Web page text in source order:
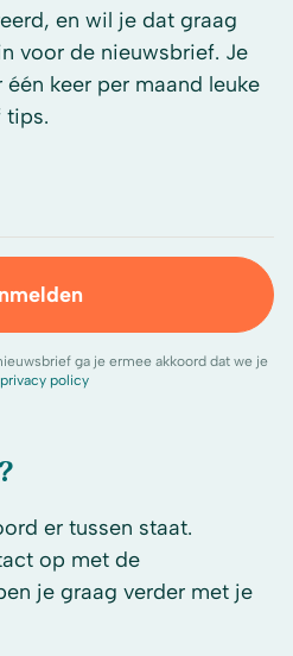
er tussen staat.
op met de
je graag verder met je
en wil je dat graag
voor de nieuwsbrief. Je
keer per maand leuke
tips.
ga je ermee akkoord dat we je
policy